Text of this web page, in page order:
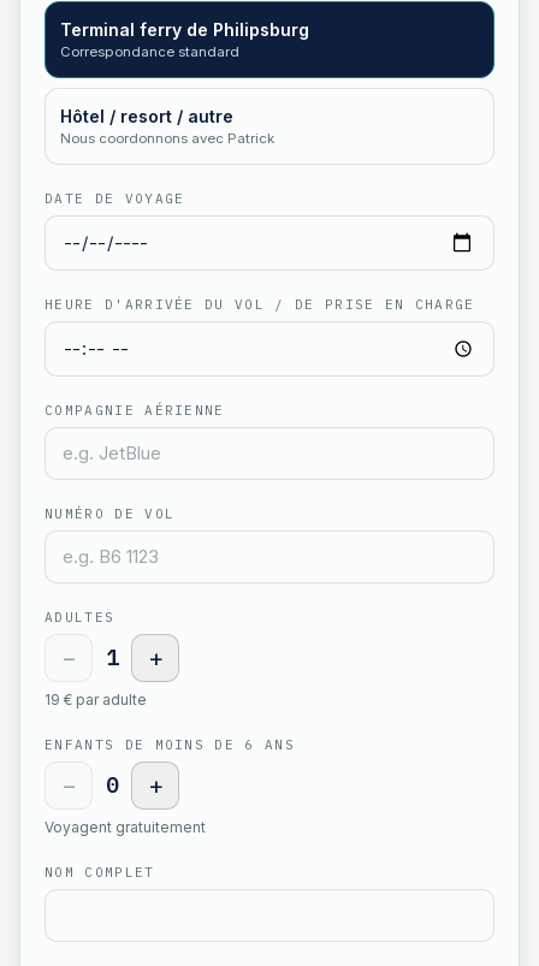
Terminal ferry de Philipsburg
Correspondance standard
Hôtel / resort / autre
Nous coordonnons avec Patrick
DATE DE VOYAGE
HEURE D'ARRIVÉE DU VOL / DE PRISE EN CHARGE
COMPAGNIE AÉRIENNE
NUMÉRO DE VOL
ADULTES
− 1 +
19 € par adulte
ENFANTS DE MOINS DE 6 ANS
− 0 +
Voyagent gratuitement
NOM COMPLET